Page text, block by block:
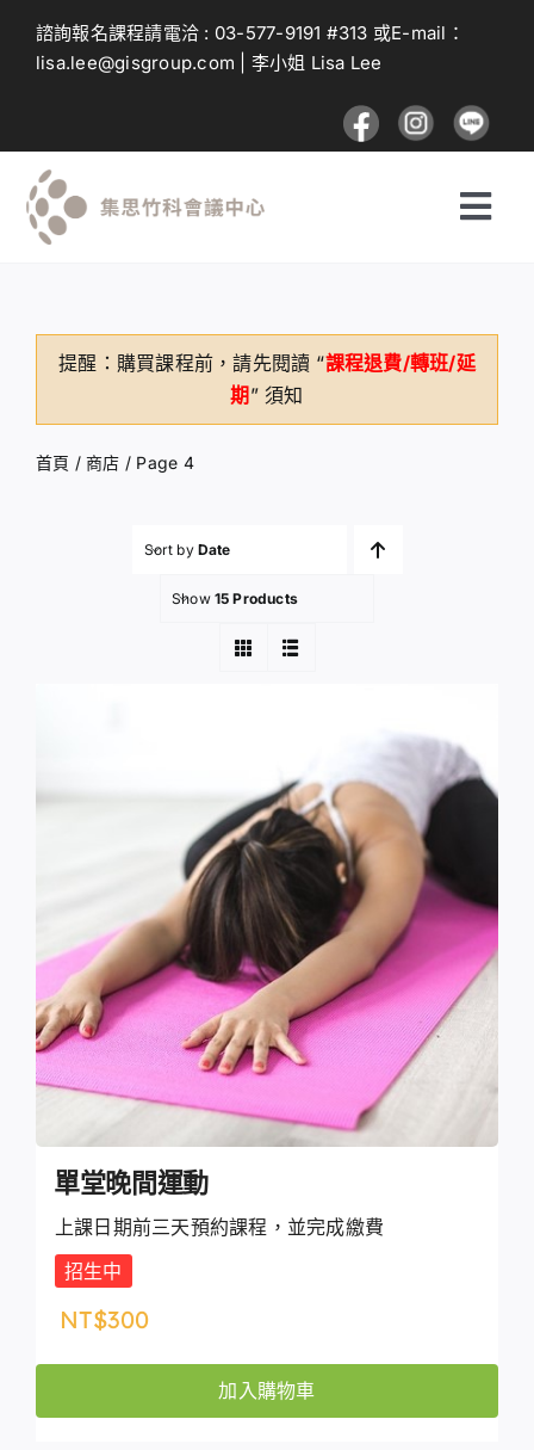
諮詢報名課程請電洽 : 03-577-9191 #313 或E-mail：
lisa.lee@gisgroup.com | 李小姐 Lisa Lee
投遞課程
建議與回饋
提醒：購買課程前，請先閱讀 “課程退費/轉班/延
期 ” 須知
首頁 /商店 / Page 4
Sort by Date
Show 15 Products
單堂晚間運動
上課日期前三天預約課程，並完成繳費
招生中
NT$300
加入購物車